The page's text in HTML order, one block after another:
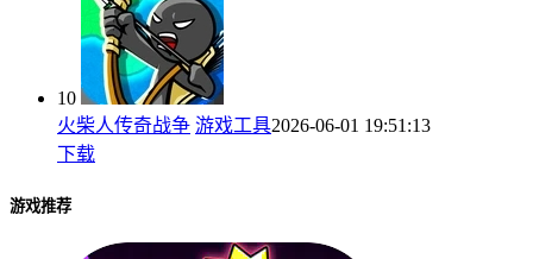
10
火柴人传奇战争 游戏工具2026-06-01 19:51:13
下载
游戏推荐